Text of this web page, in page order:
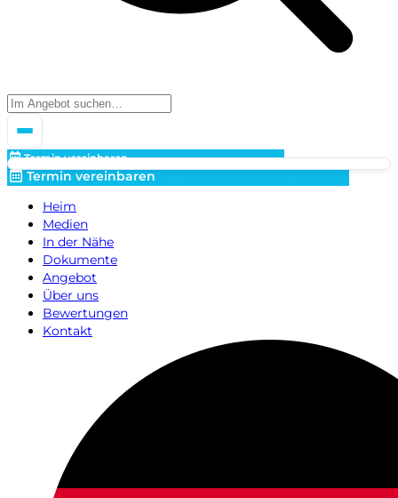
Termin vereinbaren Bieten Sie einen Preis an!
Termin vereinbaren
Heim
Medien
In der Nähe
Dokumente
Angebot
Über uns
Bewertungen
Kontakt